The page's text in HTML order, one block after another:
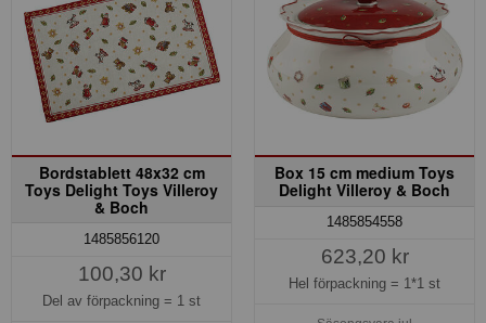
Bordstablett 48x32 cm
Toys Delight Toys Villeroy
& Boch
1485856120
100,30 kr
Del av förpackning = 1 st
Box 15 cm medium Toys
Delight Villeroy & Boch
1485854558
623,20 kr
Hel förpackning = 1*1 st